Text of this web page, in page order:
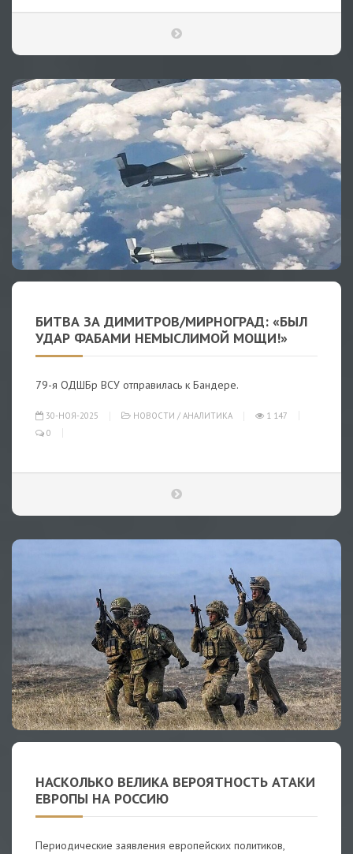
БИТВА ЗА ДИМИТРОВ/МИРНОГРАД: «БЫЛ
УДАР ФАБАМИ НЕМЫСЛИМОЙ МОЩИ!»
79-я ОДШБр ВСУ отправилась к Бандере.
30-НОЯ-2025 НОВОСТИ / АНАЛИТИКА
1 147
0
НАСКОЛЬКО ВЕЛИКА ВЕРОЯТНОСТЬ АТАКИ
ЕВРОПЫ НА РОССИЮ
Периодические заявления европейских политиков,